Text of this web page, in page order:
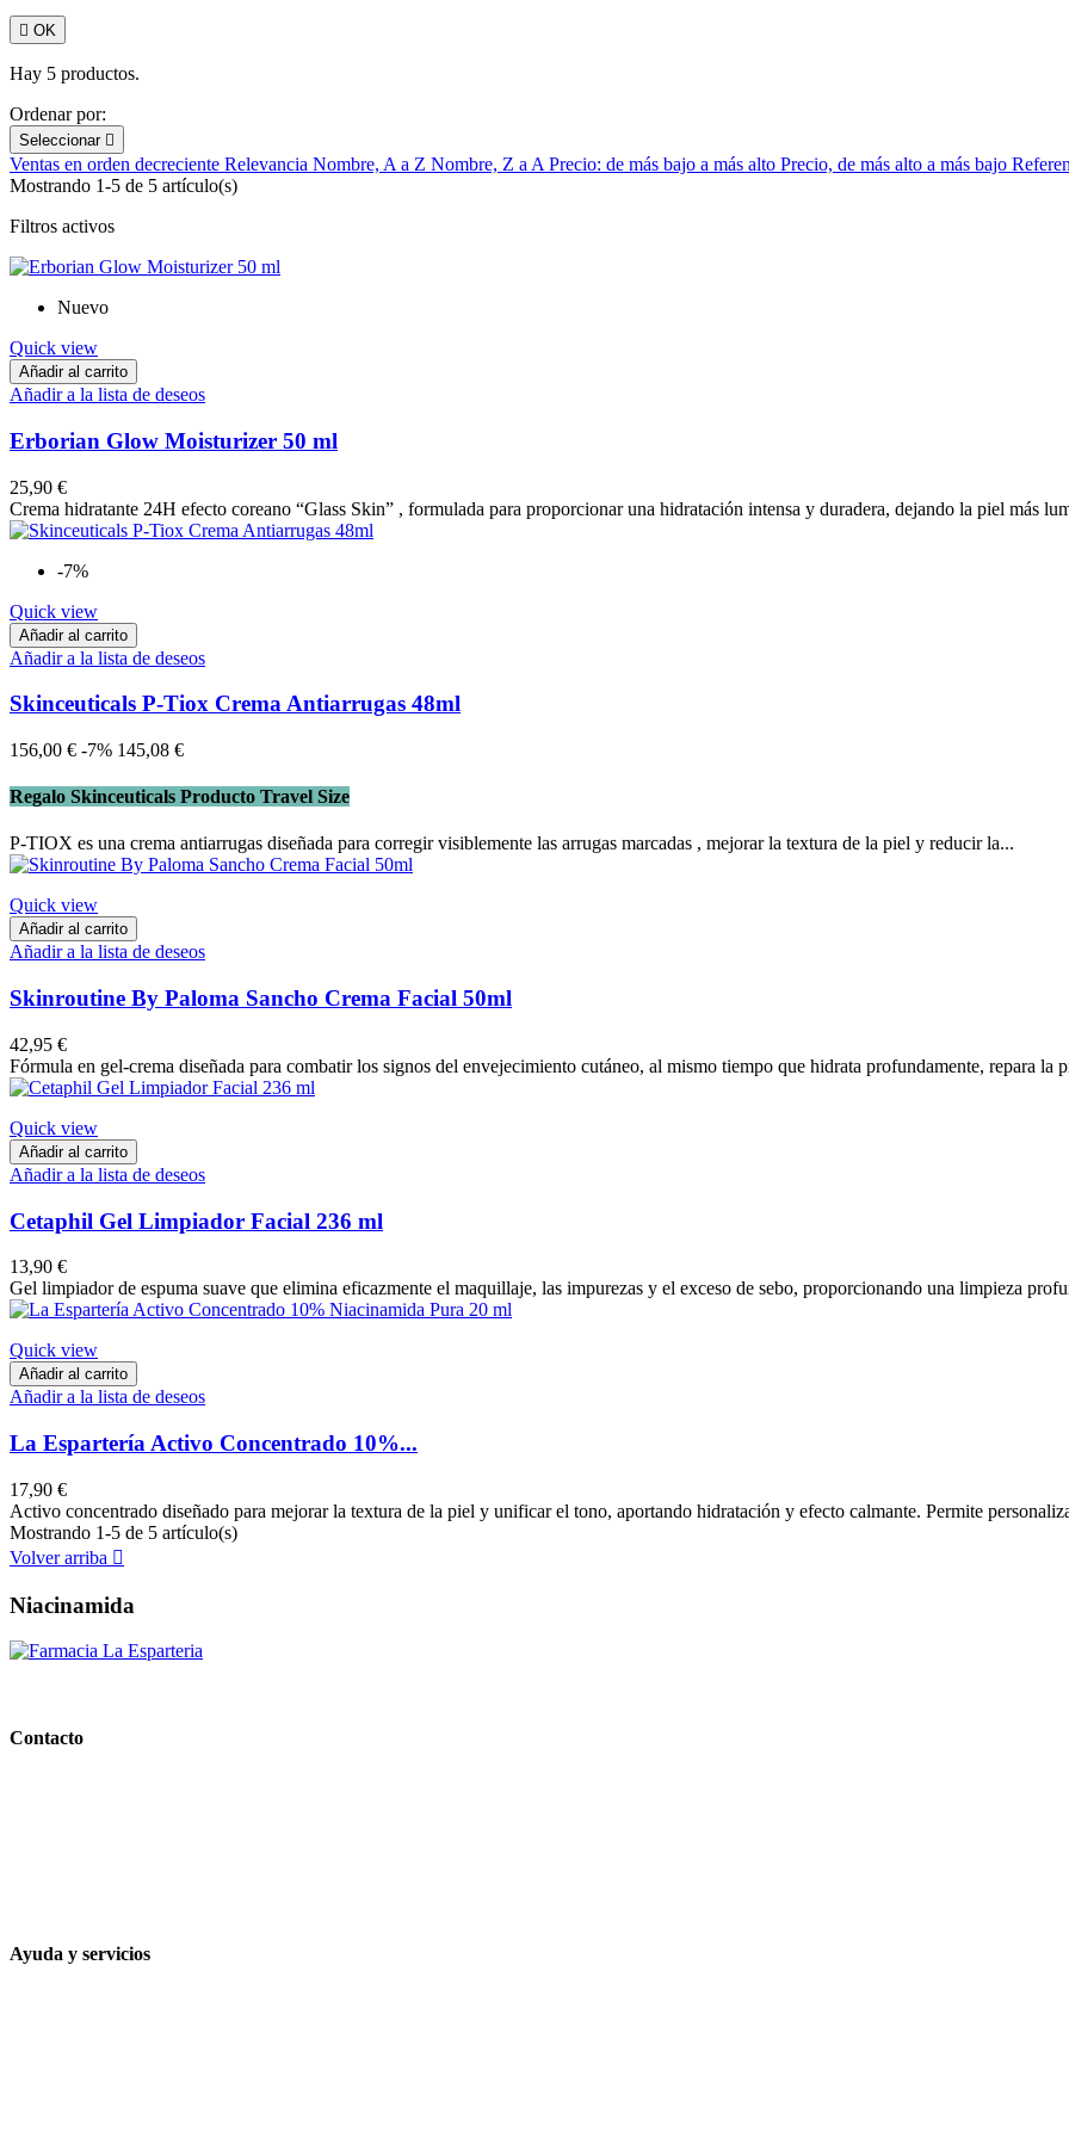
 OK
Hay 5 productos.
Ordenar por:
Seleccionar 
Ventas en orden decreciente Relevancia Nombre, A a Z Nombre, Z a A Precio: de más bajo a más alto Precio, de más alto a más bajo
Mostrando 1-5 de 5 artículo(s)
Filtros activos
Nuevo
Quick view
Añadir al carrito
Añadir a la lista de deseos
Erborian Glow Moisturizer 50 ml
25,90 €
Crema hidratante 24H efecto coreano “Glass Skin” , formulada para proporcionar una hidratación intensa y duradera, dejando la piel más
-7%
Quick view
Añadir al carrito
Añadir a la lista de deseos
Skinceuticals P-Tiox Crema Antiarrugas 48ml
156,00 € -7% 145,08 €
Regalo Skinceuticals Producto Travel Size
P-TIOX es una crema antiarrugas diseñada para corregir visiblemente las arrugas marcadas , mejorar la textura de la piel y reducir la...
Quick view
Añadir al carrito
Añadir a la lista de deseos
Skinroutine By Paloma Sancho Crema Facial 50ml
42,95 €
Fórmula en gel-crema diseñada para combatir los signos del envejecimiento cutáneo, al mismo tiempo que hidrata profundamente, repara la
Quick view
Añadir al carrito
Añadir a la lista de deseos
Cetaphil Gel Limpiador Facial 236 ml
13,90 €
Gel limpiador de espuma suave que elimina eficazmente el maquillaje, las impurezas y el exceso de sebo, proporcionando una limpieza
Quick view
Añadir al carrito
Añadir a la lista de deseos
La Espartería Activo Concentrado 10%...
17,90 €
Activo concentrado diseñado para mejorar la textura de la piel y unificar el tono, aportando hidratación y efecto calmante. Permite
Mostrando 1-5 de 5 artículo(s)
Volver arriba 
Niacinamida
Contacto
Ayuda y servicios